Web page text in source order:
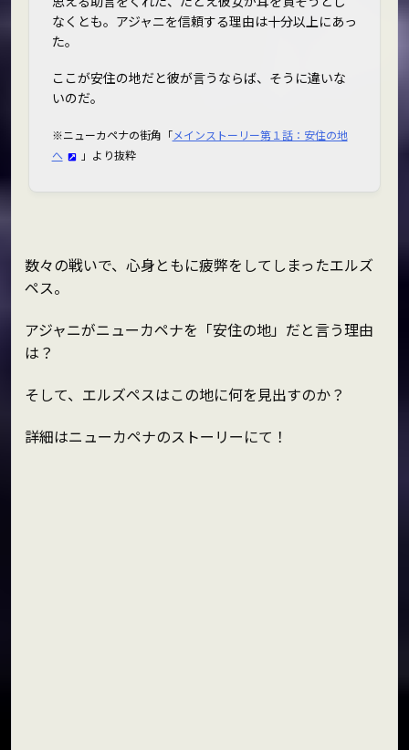
なくとも。アジャニを信頼する理由は十分以上にあっ
た。
ここが安住の地だと彼が言うならば、そうに違いな
いのだ。
※ニューカペナの街角「メインストーリー第１話：安住の地
へ
」より抜粋
数々の戦いで、心身ともに疲弊をしてしまったエルズ
ペス。
アジャニがニューカペナを「安住の地」だと言う理由
は？
そして、エルズペスはこの地に何を見出すのか？
詳細はニューカペナのストーリーにて！